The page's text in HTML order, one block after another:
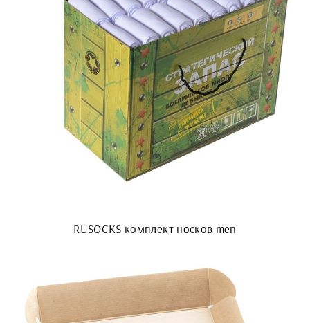
RUSOCKS комплект носков men